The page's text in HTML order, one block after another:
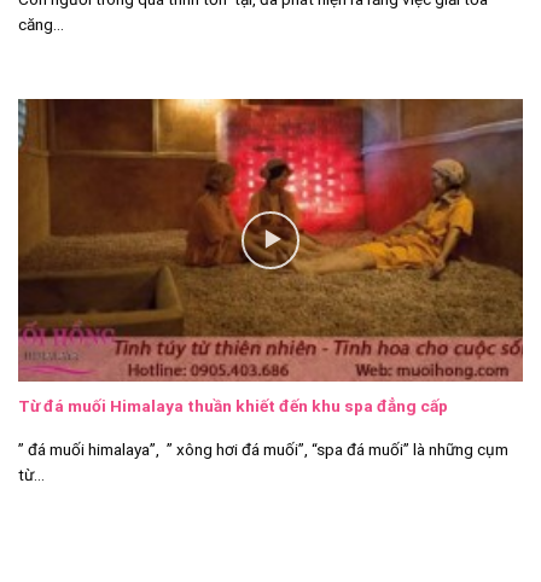
căng...
Từ đá muối Himalaya thuần khiết đến khu spa đẳng cấp
” đá muối himalaya”, ” xông hơi đá muối”, “spa đá muối” là những cụm
từ...